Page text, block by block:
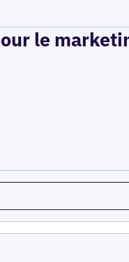
le